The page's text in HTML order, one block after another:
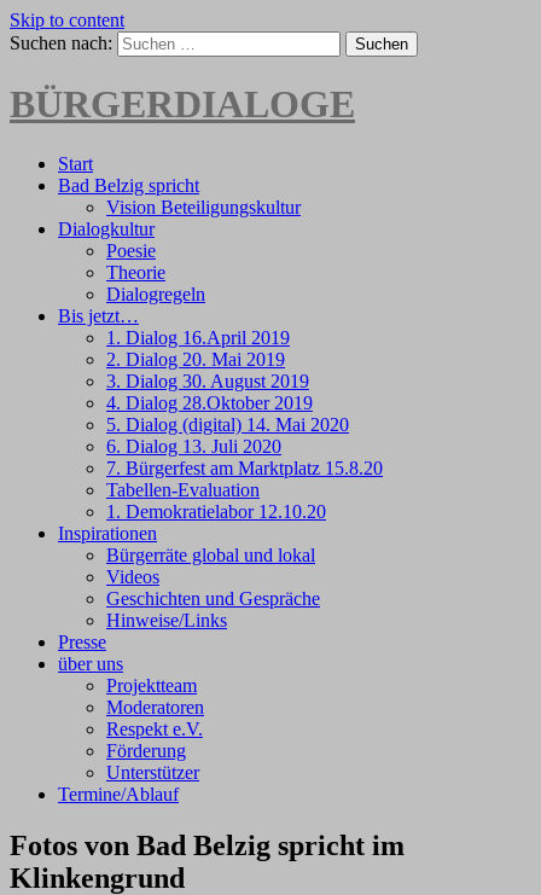
Skip to content
Suchen nach:
BÜRGERDIALOGE
Start
Bad Belzig spricht
Vision Beteiligungskultur
Dialogkultur
Poesie
Theorie
Dialogregeln
Bis jetzt…
1. Dialog 16.April 2019
2. Dialog 20. Mai 2019
3. Dialog 30. August 2019
4. Dialog 28.Oktober 2019
5. Dialog (digital) 14. Mai 2020
6. Dialog 13. Juli 2020
7. Bürgerfest am Marktplatz 15.8.20
Tabellen-Evaluation
1. Demokratielabor 12.10.20
Inspirationen
Bürgerräte global und lokal
Videos
Geschichten und Gespräche
Hinweise/Links
Presse
über uns
Projektteam
Moderatoren
Respekt e.V.
Förderung
Unterstützer
Termine/Ablauf
Fotos von Bad Belzig spricht im
Klinkengrund